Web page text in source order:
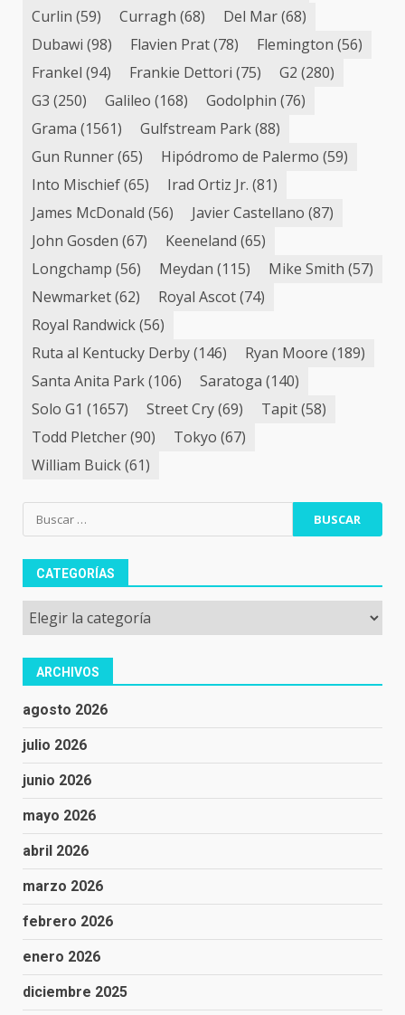
Curlin (59) Curragh (68) Del Mar(68)
Dubawi (98) Flavien Prat(78) Flemington (56)
Frankel (94) Frankie Dettori (75) G2 (280)
G3 (250) Galileo (168) Godolphin (76)
Grama (1561) Gulfstream Park(88)
Gun Runner(65) Hipódromo de Palermo (59)
Into Mischief(65) Irad Ortiz Jr. (81)
James McDonald (56) Javier Castellano (87)
John Gosden (67) Keeneland (65)
Longchamp (56) Meydan (115) Mike Smith (57)
Newmarket(62) Royal Ascot(74)
Royal Randwick(56)
Ruta al Kentucky Derby(146) Ryan Moore (189)
Santa Anita Park(106) Saratoga (140)
Solo G1 (1657) Street Cry(69) Tapit(58)
Todd Pletcher(90) Tokyo (67)
William Buick(61)
Buscar:
CATEGORÍAS
Categorías
ARCHIVOS
agosto 2026
julio 2026
junio 2026
mayo 2026
abril 2026
marzo 2026
febrero 2026
enero 2026
diciembre 2025